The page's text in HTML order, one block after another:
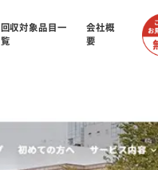
回収対象品目一
覧
会社概
要